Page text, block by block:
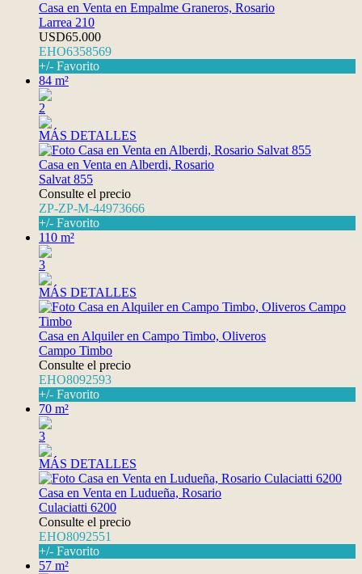
Casa en Venta en Empalme Graneros, Rosario
Larrea 210
USD65.000
EHO6358569
+/- Favorito
84 m²
2
MÁS DETALLES
Casa en Venta en Alberdi, Rosario
Salvat 855
Consulte el precio
ZP-ZP-M-44973666
+/- Favorito
110 m²
3
MÁS DETALLES
Casa en Alquiler en Campo Timbo, Oliveros
Campo Timbo
Consulte el precio
EHO8092593
+/- Favorito
70 m²
3
MÁS DETALLES
Casa en Venta en Ludueña, Rosario
Culaciatti 6200
Consulte el precio
EHO8092551
+/- Favorito
57 m²